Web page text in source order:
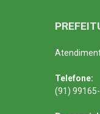
Telefone:
(91)